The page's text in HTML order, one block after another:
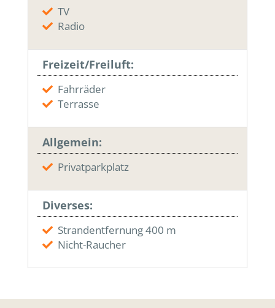
TV
Radio
Freizeit/Freiluft:
Fahrräder
Terrasse
Allgemein:
Privatparkplatz
Diverses:
Strandentfernung 400 m
Nicht-Raucher